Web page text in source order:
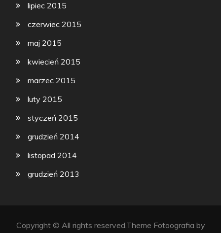
lipiec 2015
czerwiec 2015
maj 2015
kwiecień 2015
marzec 2015
luty 2015
styczeń 2015
grudzień 2014
listopad 2014
grudzień 2013
Copyright © All rights reserved.Theme Fotoografia by